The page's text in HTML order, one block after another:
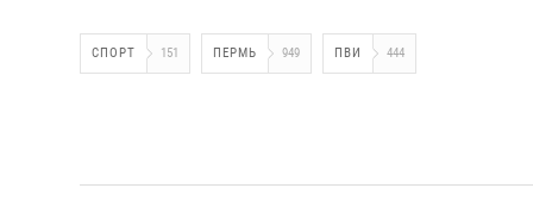
СПОРТ 151 ПЕРМЬ 949 ПВИ 444